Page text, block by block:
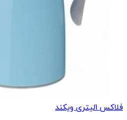
فلاکس 1لیتری ویکند